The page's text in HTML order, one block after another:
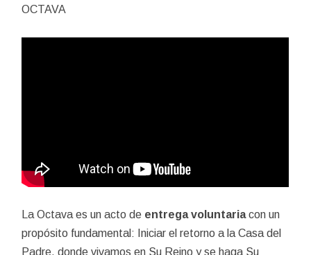
OCTAVA
La Octava es un acto de entrega voluntariacon un
propósito fundamental: Iniciar el retorno a la Casa del
Padre, donde vivamos en Su Reino y se haga Su